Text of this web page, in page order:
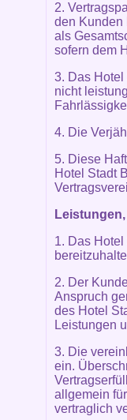
2.
den Kunden
als
sofern dem
3. Das Hotel
nicht
4. Die
5. Diese
Hotel Stadt
1. Das
2. Der
Anspruch
des Hotel
Leistungen
3. Die
ein.
allgemein
vertraglich